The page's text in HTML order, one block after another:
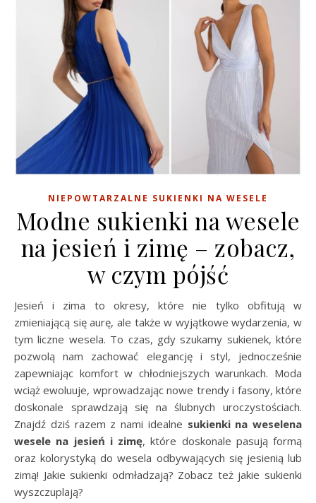
NIEPOWTARZALNE SUKIENKI NA WESELE
Modne sukienki na wesele
na jesień i zimę – zobacz,
w czym pójść
Jesień i zima to okresy, które nie tylko obfitują w
zmieniającą się aurę, ale także w wyjątkowe wydarzenia, w
tym liczne wesela. To czas, gdy szukamy sukienek, które
pozwolą nam zachować elegancję i styl, jednocześnie
zapewniając komfort w chłodniejszych warunkach. Moda
wciąż ewoluuje, wprowadzając nowe trendy i fasony, które
doskonale sprawdzają się na ślubnych uroczystościach.
Znajdź dziś razem z nami idealne sukienki na weselena
wesele na jesień i zimę, które doskonale pasują formą
oraz kolorystyką do wesela odbywających się jesienią lub
zimą! Jakie sukienki odmładzają? Zobacz też jakie sukienki
wyszczuplają?